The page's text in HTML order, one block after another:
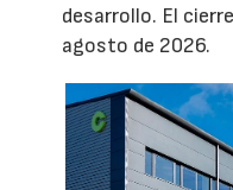
desarrollo. El
agosto de 2026.